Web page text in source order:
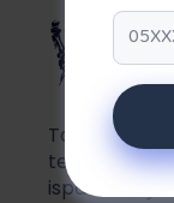
Taksim
tecrübesiyle
ispat etmiş,
*